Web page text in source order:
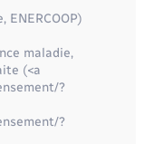
ENERCOOP)
maladie,
(<a
?
?